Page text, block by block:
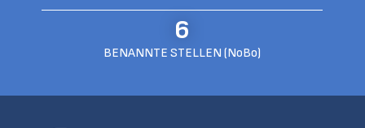
6
BENANNTE STELLEN (NoBo)